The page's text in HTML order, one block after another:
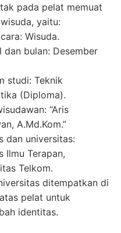
pada pelat memuat
yaitu:
Wisuda.
dan bulan: Desember
studi: Teknik
(Diploma).
“Aris
A.Md.Kom.”
dan universitas:
Ilmu Terapan,
Telkom.
ditempatkan di
pelat untuk
identitas.